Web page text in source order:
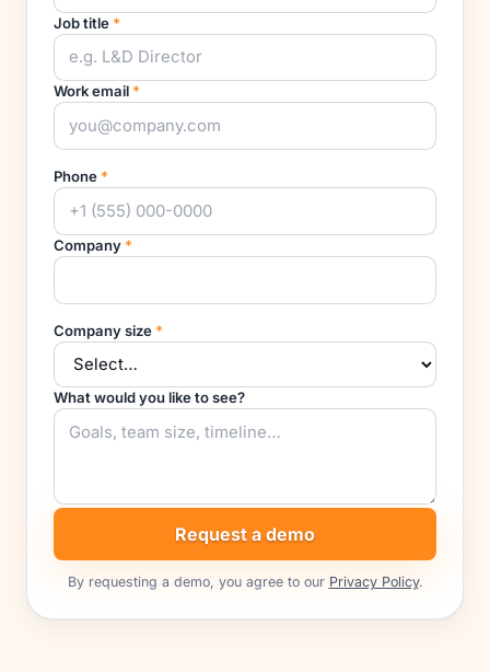
Job title *
Work email *
Phone *
Company *
Company size *
What would you like to see?
Request a demo
By requesting a demo, you agree to our Privacy Policy.